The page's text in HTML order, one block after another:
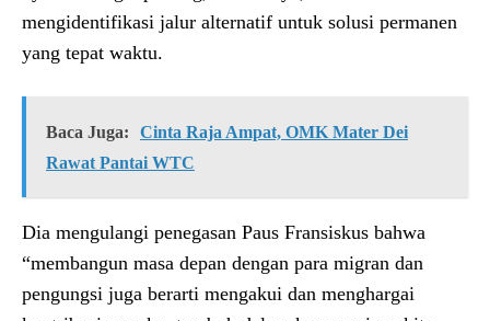
mengidentifikasi jalur alternatif untuk solusi permanen
yang tepat waktu.
Baca Juga:
Cinta Raja Ampat, OMK Mater Dei
Rawat Pantai WTC
Dia mengulangi penegasan Paus Fransiskus bahwa
“membangun masa depan dengan para migran dan
pengungsi juga berarti mengakui dan menghargai